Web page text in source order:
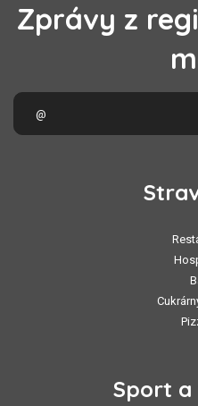
Zprávy z
Sport a